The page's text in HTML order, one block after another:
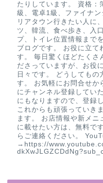
たりしています。 資格：
級、電卓1級、ファイナ
リアタウン行きたい人に
ツ、韓流、食べ歩き、入
プ、トイレ位置情報まで
ブログです。 お役に立て
す。 毎日驚くほどたくさ
ださっていますが、お役
日々です。 どうしてもの
す。 お気軽にお問合せか
にチャンネル登録してい
にもなりますので、登録
これからも頑張っていき
ます。 お店情報や新メニ
に載せたい方は、無料で
らご連絡ください。
→https://